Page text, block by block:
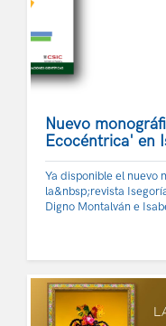
Nuevo
Ecocéntrica' en
Ya disponible el nuevo
la&nbsp;revista
Digno Montalván e